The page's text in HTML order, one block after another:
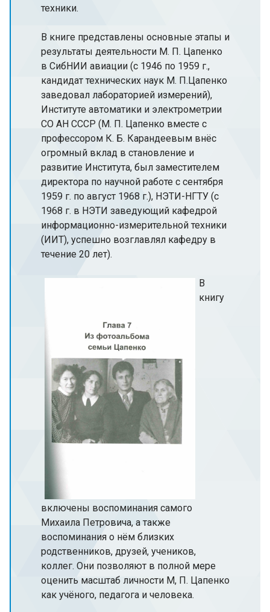
техники.
В книге представлены основные этапы и
результаты деятельности М. П. Цапенко
в СибНИИ авиации (с 1946 по 1959 г.,
кандидат технических наук М. П.Цапенко
заведовал лабораторией измерений),
Институте автоматики и электрометрии
СО АН СССР (М. П. Цапенко вместе с
профессором К. Б. Карандеевым внёс
огромный вклад в становление и
развитие Института, был заместителем
директора по научной работе с сентября
1959 г. по август 1968 г.), НЭТИ-НГТУ (с
1968 г. в НЭТИ заведующий кафедрой
информационно-измерительной техники
(ИИТ), успешно возглавлял кафедру в
течение 20 лет).
В
книгу
включены воспоминания самого
Михаила Петровича, а также
воспоминания о нём близких
родственников, друзей, учеников,
коллег. Они позволяют в полной мере
оценить масштаб личности М, П. Цапенко
как учёного, педагога и человека.